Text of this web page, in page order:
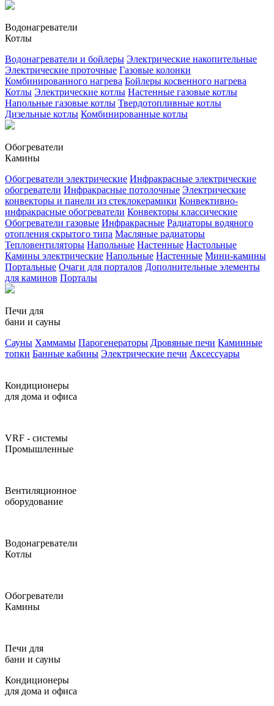
Водонагреватели
Котлы
Водонагреватели и бойлеры Электрические накопительные
Электрические проточные Газовые колонки
Комбинированного нагрева Бойлеры косвенного нагрева
Котлы Электрические котлы Настенные газовые котлы
Напольные газовые котлы Твердотопливные котлы
Дизельные котлы Комбинированные котлы
Обогреватели
Камины
Обогреватели электрические Инфракрасные электрические
обогреватели Инфракрасные потолочные Электрические
конвекторы и панели из стеклокерамики Конвективно-
инфракрасные обогреватели Конвекторы классические
Обогреватели газовые Инфракрасные Радиаторы водяного
отопления скрытого типа Масляные радиаторы
Тепловентиляторы Напольные Настенные Настольные
Камины электрические Напольные Настенные Мини-камины
Портальные Очаги для порталов Дополнительные элементы
для каминов Порталы
Печи для
бани и сауны
Сауны Хаммамы Парогенераторы Дровяные печи Каминные
топки Банные кабины Электрические печи Аксессуары
Кондиционеры
для дома и офиса
VRF - системы
Промышленные
Вентиляционное
оборудование
Водонагреватели
Котлы
Обогреватели
Камины
Печи для
бани и сауны
Кондиционеры
для дома и офиса